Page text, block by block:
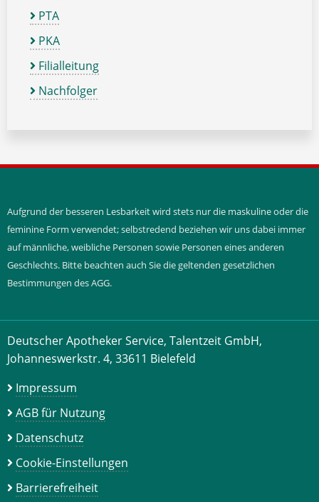
PTA
PKA
Filialleitung
Nachfolger
Aufgrund der besseren Lesbarkeit wird stets nur die maskuline oder die
feminine Form verwendet; selbstredend beziehen wir uns dabei immer
auf männliche, weibliche Personen sowie Personen eines anderen
Geschlechts. Bitte beachten auch Sie die geltenden gesetzlichen
Bestimmungen des AGG.
Deutscher Apotheker Service, Talentzeit GmbH,
Johanneswerkstr. 4, 33611 Bielefeld
Impressum
AGB für Nutzung
Datenschutz
Cookie-Einstellungen
Barrierefreiheit